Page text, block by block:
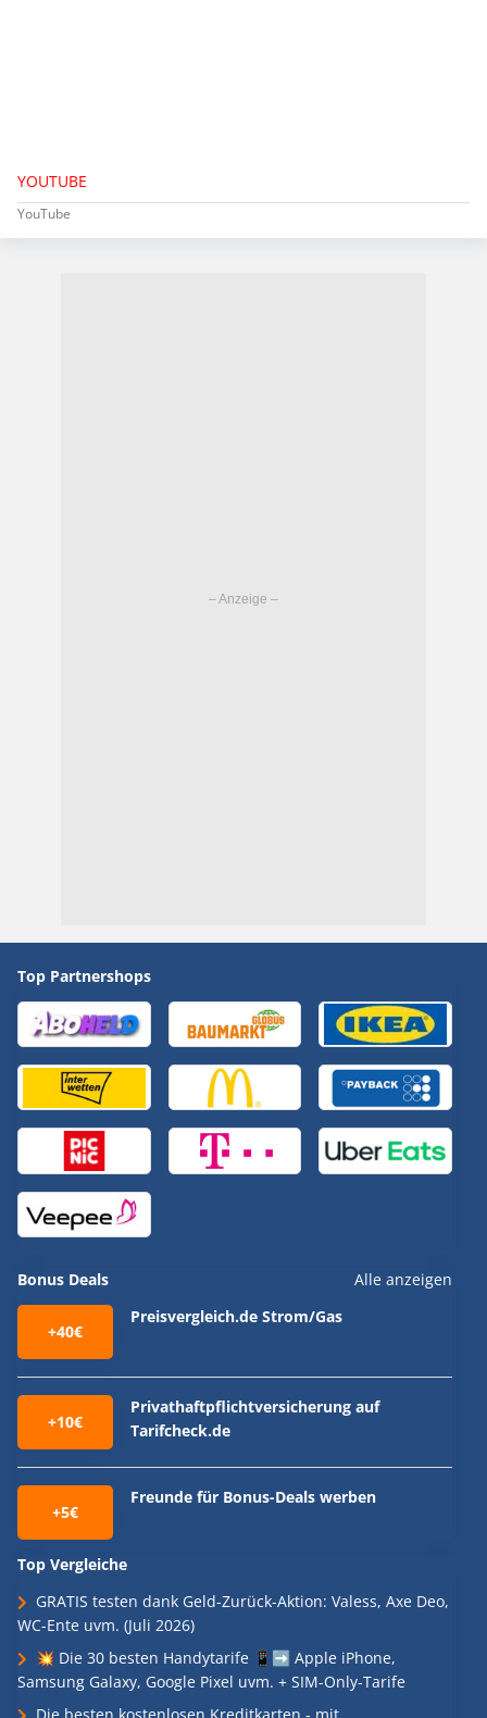
YOUTUBE
YouTube
Top Partnershops
Bonus Deals Alle anzeigen
+40€
Preisvergleich.de Strom/Gas
+10€
Privathaftpflichtversicherung auf
Tarifcheck.de
+5€
Freunde für Bonus-Deals werben
Top Vergleiche
GRATIS testen dank Geld-Zurück-Aktion: Valess, Axe Deo,
WC-Ente uvm. (Juli 2026)
💥 Die 30 besten Handytarife 📱➡️ Apple iPhone,
Samsung Galaxy, Google Pixel uvm. + SIM-Only-Tarife